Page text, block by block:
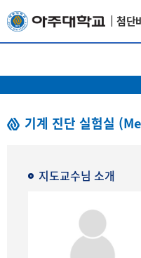
첨단
기계 진단 실험실
지도교수님 소개